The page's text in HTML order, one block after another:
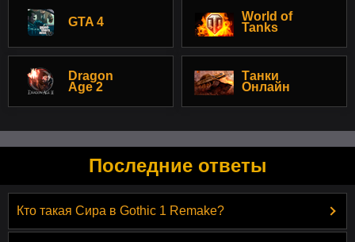
GTA 4
World of
Tanks
Dragon
Age 2
Танки
Онлайн
Последние ответы
Кто такая Сира в Gothic 1 Remake?